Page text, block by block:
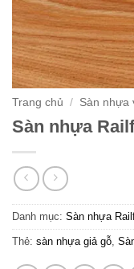
Trang chủ / Sàn nhựa
Sàn nhựa
Danh mục: Sàn nhựa
Thẻ: sàn nhựa giả gỗ,